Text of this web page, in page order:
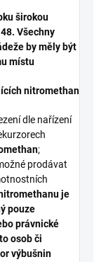
širokou
Všechny
by měly být
místu
nitromethan
dle nařízení
;
prodávat
je
pouze
právnické
osob či
výbušnin